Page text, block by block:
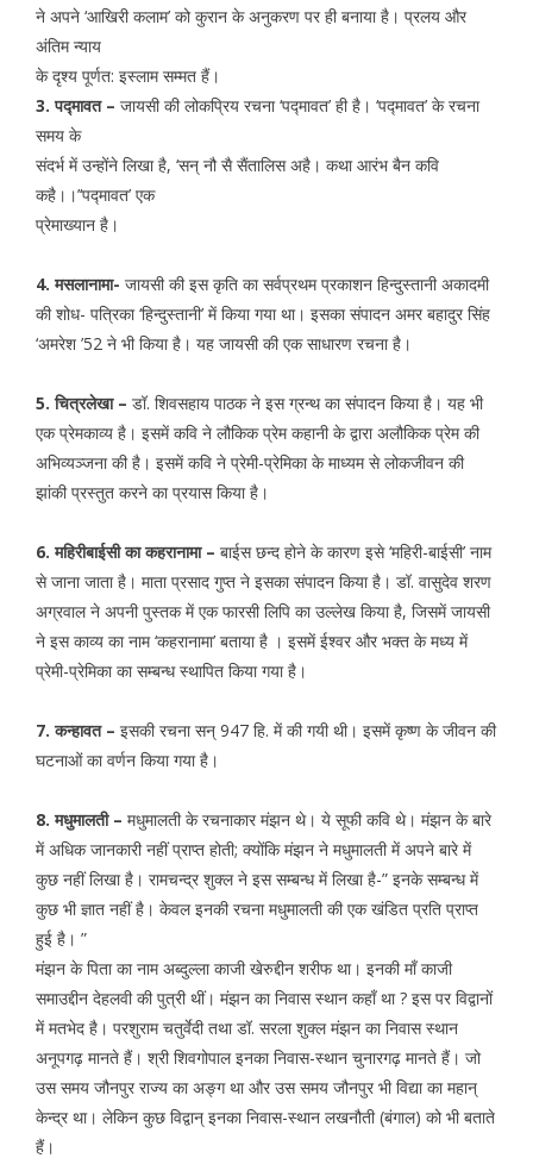
ने अपने ‘आखिरी कलाम’ को कुरान के अनुकरण पर ही बनाया है। प्रलय और
अंतिम न्याय
के दृश्य पूर्णत: इस्लाम सम्मत हैं।
3. पद्मावत – जायसी की लोकप्रिय रचना ‘पद्मावत’ ही है। ‘पद्मावत’ के रचना
समय के
संदर्भ में उन्होंने लिखा है, ‘सन् नौ सै सैंतालिस अहै। कथा आरंभ बैन कवि
कहै।।’‘पद्मावत’ एक
प्रेमाख्यान है।
4. मसलानामा- जायसी की इस कृति का सर्वप्रथम प्रकाशन हिन्दुस्तानी अकादमी
की शोध- पत्रिका ‘हिन्दुस्तानी’ में किया गया था। इसका संपादन अमर बहादुर सिंह
‘अमरेश ’52 ने भी किया है। यह जायसी की एक साधारण रचना है।
5. चित्रलेखा – डॉ. शिवसहाय पाठक ने इस ग्रन्थ का संपादन किया है। यह भी
एक प्रेमकाव्य है। इसमें कवि ने लौकिक प्रेम कहानी के द्वारा अलौकिक प्रेम की
अभिव्यञ्जना की है। इसमें कवि ने प्रेमी-प्रेमिका के माध्यम से लोकजीवन की
झांकी प्रस्तुत करने का प्रयास किया है।
6. महिरीबाईसी का कहरानामा – बाईस छन्द होने के कारण इसे ‘महिरी-बाईसी’ नाम
से जाना जाता है। माता प्रसाद गुप्त ने इसका संपादन किया है। डॉ. वासुदेव शरण
अग्रवाल ने अपनी पुस्तक में एक फारसी लिपि का उल्लेख किया है, जिसमें जायसी
ने इस काव्य का नाम ‘कहरानामा’ बताया है । इसमें ईश्वर और भक्त के मध्य में
प्रेमी-प्रेमिका का सम्बन्ध स्थापित किया गया है।
7. कन्हावत – इसकी रचना सन् 947 हि. में की गयी थी। इसमें कृष्ण के जीवन की
घटनाओं का वर्णन किया गया है।
8. मधुमालती – मधुमालती के रचनाकार मंझन थे। ये सूफी कवि थे। मंझन के बारे
में अधिक जानकारी नहीं प्राप्त होती; क्योंकि मंझन ने मधुमालती में अपने बारे में
कुछ नहीं लिखा है। रामचन्द्र शुक्ल ने इस सम्बन्ध में लिखा है-” इनके सम्बन्ध में
कुछ भी ज्ञात नहीं है। केवल इनकी रचना मधुमालती की एक खंडित प्रति प्राप्त
हुई है। ”
मंझन के पिता का नाम अब्दुल्ला काजी खेरुद्दीन शरीफ था। इनकी माँ काजी
समाउद्दीन देहलवी की पुत्री थीं। मंझन का निवास स्थान कहाँ था ? इस पर विद्वानों
में मतभेद है। परशुराम चतुर्वेदी तथा डॉ. सरला शुक्ल मंझन का निवास स्थान
अनूपगढ़ मानते हैं। श्री शिवगोपाल इनका निवास-स्थान चुनारगढ़ मानते हैं। जो
उस समय जौनपुर राज्य का अङ्ग था और उस समय जौनपुर भी विद्या का महान्
केन्द्र था। लेकिन कुछ विद्वान् इनका निवास-स्थान लखनौती (बंगाल) को भी बताते
हैं।